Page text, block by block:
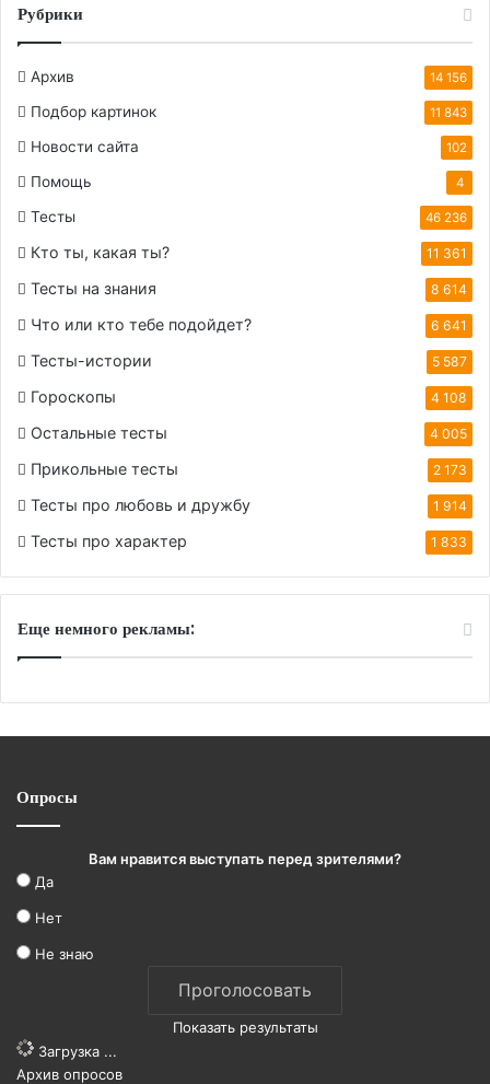
Рубрики
Архив 14 156
Подбор картинок 11 843
Новости сайта 102
Помощь 4
Тесты 46 236
Кто ты, какая ты? 11 361
Тесты на знания 8 614
Что или кто тебе подойдет? 6 641
Тесты-истории 5 587
Гороскопы 4 108
Остальные тесты 4 005
Прикольные тесты 2 173
Тесты про любовь и дружбу 1 914
Тесты про характер 1 833
Еще немного рекламы:
Опросы
Вам нравится выступать перед зрителями?
Да
Нет
Не знаю
Показать результаты
Загрузка ...
Архив опросов